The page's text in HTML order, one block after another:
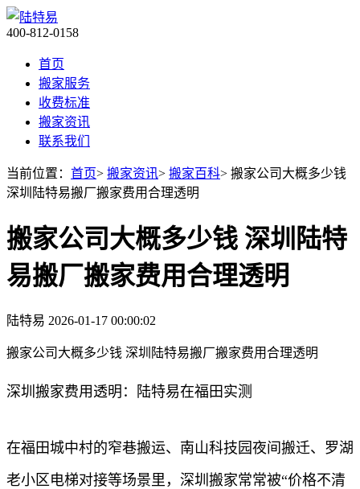
400-812-0158
首页
搬家服务
收费标准
搬家资讯
联系我们
当前位置： 首页> 搬家资讯> 搬家百科> 搬家公司大概多少钱
深圳陆特易搬厂搬家费用合理透明
搬家公司大概多少钱 深圳陆特
易搬厂搬家费用合理透明
陆特易 2026-01-17 00:00:02
搬家公司大概多少钱 深圳陆特易搬厂搬家费用合理透明
深圳搬家费用透明：陆特易在福田实测
在福田城中村的窄巷搬运、南山科技园夜间搬迁、罗湖
老小区电梯对接等场景里，深圳搬家常常被“价格不清